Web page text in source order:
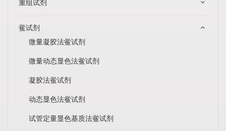
重组试剂
鲎试剂
微量凝胶法鲎试剂
微量动态显色法鲎试剂
凝胶法鲎试剂
动态显色法鲎试剂
试管定量显色基质法鲎试剂